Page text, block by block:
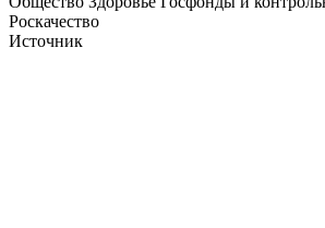
Роскачество
Источник